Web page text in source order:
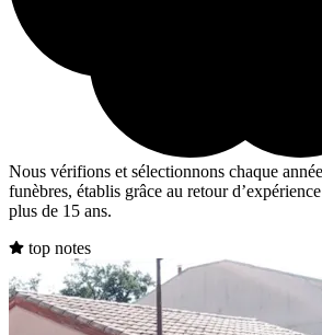
Nous vérifions et sélectionnons chaque
funèbres, établis grâce au retour
plus de 15 ans.
top notes